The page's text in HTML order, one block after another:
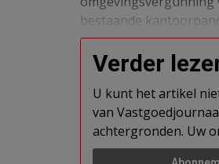
bestaande
Verder
U kunt het artikel
van
achtergronden. Uw